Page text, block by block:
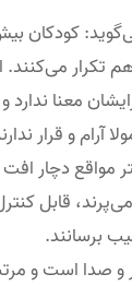
کودکان
تکرار
معنا ندارد
و قرار
مواقع دچار
قابل
برسانند.
و صدا است و